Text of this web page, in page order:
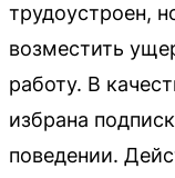
трудоустроен,
возместить
работу. В
избрана
поведении.